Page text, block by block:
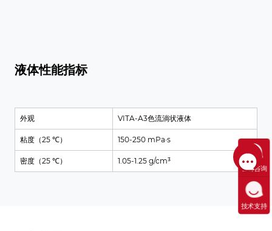
液体性能指标
外观 VITA-A3色流淌状液体
粘度（25 ℃） 150-250 mPa·s
密度（25 ℃） 1.05-1.25 g/cm³
售前咨询
技术支持